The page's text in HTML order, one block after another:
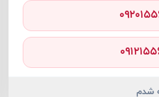
گران‌ترین پرفروش‌ترین
شدم